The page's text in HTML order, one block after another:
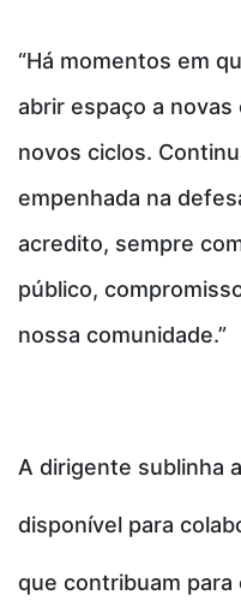
“Há momentos em
abrir espaço a
novos ciclos.
empenhada na
acredito, sempre
público,
nossa comunidade.”
A dirigente sublinha
disponível para
que contribuam